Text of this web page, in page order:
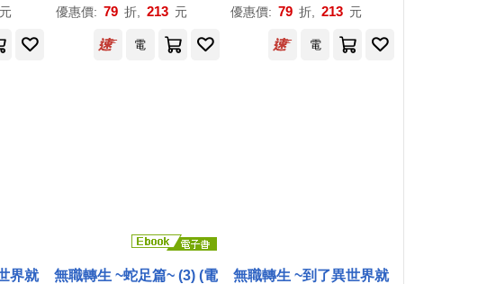
元
優惠價: 79 折, 213 元
優惠價: 79 折, 213 元
電 電
界就
無職轉生 ~蛇足篇~ (3) (電
無職轉生 ~到了異世界就